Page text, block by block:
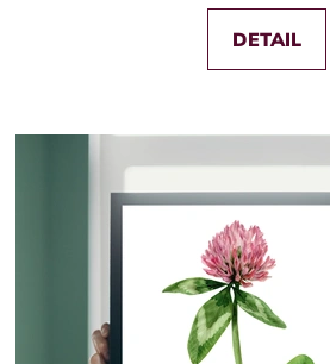
DETAIL